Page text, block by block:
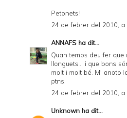
Petonets!
24 de febrer del 2010, a
ANNAFS ha dit...
Quan temps deu fer que
llonguets... i que bons
molt i molt bé. M' anoto
ptns.
24 de febrer del 2010, a
Unknown ha dit...